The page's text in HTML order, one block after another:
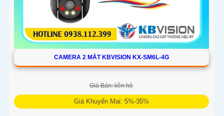
CAMERA 2 MẮT KBVISION KX-SM6L-4G
Giá Bán: liên hệ
Giá Khuyến Mại: 5%-35%